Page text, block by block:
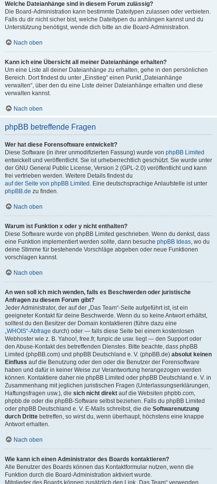
Welche Dateianhänge sind in diesem Forum zulässig?
Die Board-Administration kann bestimmte Dateitypen zulassen oder verbieten.
Falls du dir nicht sicher bist, welche Dateitypen du anhängen kannst und du
Unterstützung benötigst, wende dich bitte an die Board-Administration.
Nach oben
Kann ich eine Übersicht all meiner Dateianhänge erhalten?
Um eine Liste all deiner Dateianhänge zu erhalten, gehe in den persönlichen
Bereich. Dort findest du unter „Einstieg“ einen Punkt „Dateianhänge
verwalten“, über den du eine Liste deiner Dateianhänge erhalten und diese
verwalten kannst.
Nach oben
phpBB betreffende Fragen
Wer hat diese Forensoftware entwickelt?
Diese Software (in ihrer unmodifizierten Fassung) wurde von phpBB Limited
entwickelt und veröffentlicht. Sie ist urheberrechtlich geschützt. Sie wurde unter
der GNU General Public License, Version 2 (GPL-2.0) veröffentlicht und kann
frei vertrieben werden. Weitere Details findest du
auf der Seite von phpBB Limited . Eine deutschsprachige Anlaufstelle ist unter
phpBB.de zu finden.
Nach oben
Warum ist Funktion x oder y nicht enthalten?
Diese Software wurde von phpBB Limited geschrieben. Wenn du denkst, dass
eine Funktion implementiert werden sollte, dann besuche phpBB Ideas, wo du
deine Stimme für bestehende Vorschläge abgeben oder neue Funktionen
vorschlagen kannst.
Nach oben
An wen soll ich mich wenden, falls es Beschwerden oder juristische
Anfragen zu diesem Forum gibt?
Jeder Administrator, der auf der „Das Team“-Seite aufgeführt ist, ist ein
geeigneter Kontakt für deine Beschwerde. Wenn du so keine Antwort erhältst,
solltest du den Besitzer der Domain kontaktieren (führe dazu eine
„WHOIS“-Abfrage durch) oder — falls diese Seite bei einem kostenlosen
Webhoster wie z. B. Yahoo!, free.fr, funpic.de usw. liegt — den Support oder
den Abuse-Kontakt des betreffenden Dienstes. Bitte beachte, dass phpBB
Limited (phpBB.com) und phpBB Deutschland e. V. (phpBB.de) absolut keinen
Einfluss auf die Benutzung oder den oder die Benutzer der Forensoftware
haben und dafür in keiner Weise zur Verantwortung herangezogen werden
können. Kontaktiere daher nie phpBB Limited oder phpBB Deutschland e. V. in
Zusammenhang mit jeglichen juristischen Fragen (Unterlassungserklärungen,
Haftungsfragen usw.), die sich nicht direkt auf die Websiten phpbb.com,
phpbb.de oder die phpBB-Software selbst beziehen. Falls du phpBB Limited
oder phpBB Deutschland e. V. E-Mails schreibst, die die Softwarenutzung
durch Dritte betreffen, so wirst du, wenn überhaupt, höchstens eine knappe
Antwort erhalten.
Nach oben
Wie kann ich einen Administrator des Boards kontaktieren?
Alle Benutzer des Boards können das Kontaktformular nutzen, wenn die
Funktion durch die Board-Administration aktiviert wurde.
Mitglieder des Boards können zusätzlich den Link „Das Team“ verwenden.